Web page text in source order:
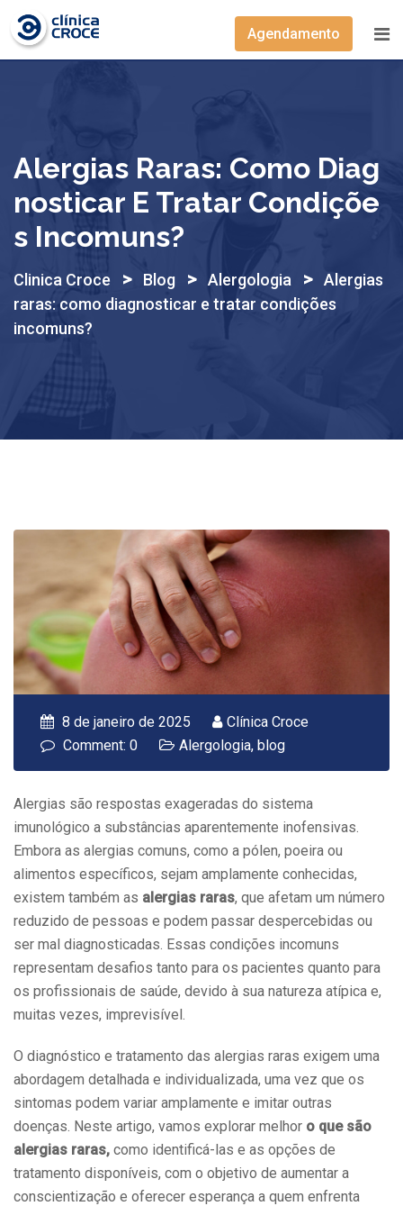
Skip
content
Agendamento
Alergias Raras: Como Diag
Nosticar E Tratar Condiçõe
S Incomuns?
Clinica Croce > Blog > Alergologia > Alergias
raras: como diagnosticar e tratar condições
incomuns?
8 de janeiro de 2025
Clínica Croce
Comment: 0
Alergologia, blog
Alergias são respostas exageradas do sistema
imunológico a substâncias aparentemente inofensivas.
Embora as alergias comuns, como a pólen, poeira ou
alimentos específicos, sejam amplamente conhecidas,
existem também as alergias raras, que afetam um número
reduzido de pessoas e podem passar despercebidas ou
ser mal diagnosticadas. Essas condições incomuns
representam desafios tanto para os pacientes quanto para
os profissionais de saúde, devido à sua natureza atípica e,
muitas vezes, imprevisível.
O diagnóstico e tratamento das alergias raras exigem uma
abordagem detalhada e individualizada, uma vez que os
sintomas podem variar amplamente e imitar outras
doenças. Neste artigo, vamos explorar melhor o que são
alergias raras, como identificá-las e as opções de
tratamento disponíveis, com o objetivo de aumentar a
conscientização e oferecer esperança a quem enfrenta